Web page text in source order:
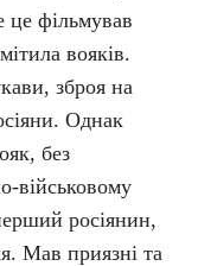
це фільмував
вояків.
зброя на
Однак
без
військовому
росіянин,
Мав приязні та